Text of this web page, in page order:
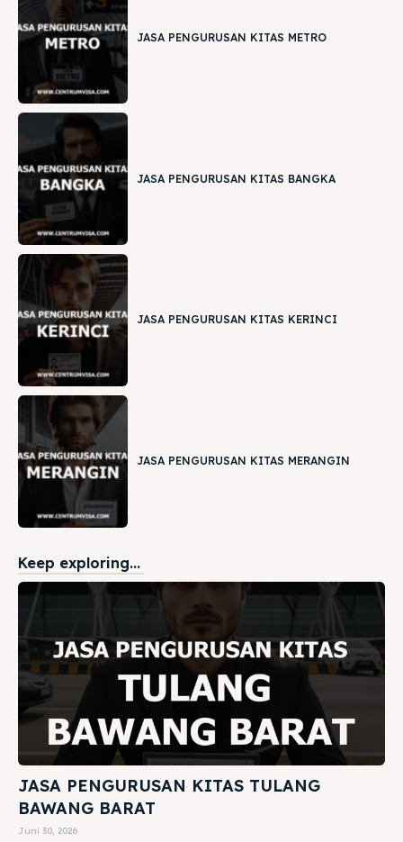
JASA PENGURUSAN KITAS METRO
JASA PENGURUSAN KITAS BANGKA
JASA PENGURUSAN KITAS KERINCI
JASA PENGURUSAN KITAS MERANGIN
Keep exploring...
JASA PENGURUSAN KITAS TULANG
BAWANG BARAT
Juni 30, 2026